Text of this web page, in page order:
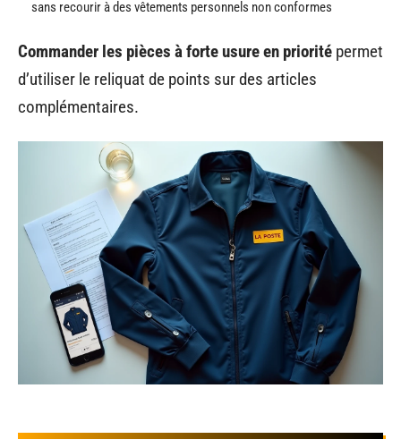
sans recourir à des vêtements personnels non conformes
Commander les pièces à forte usure en priorité permet
d’utiliser le reliquat de points sur des articles
complémentaires.